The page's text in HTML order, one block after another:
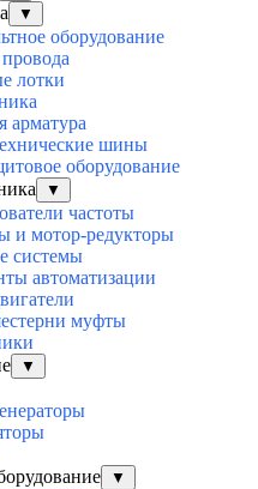
▼
оборудование
лотки
арматура
шины
оборудование
▼
частоты
и мотор-редукторы
системы
автоматизации
муфты
▼
▼